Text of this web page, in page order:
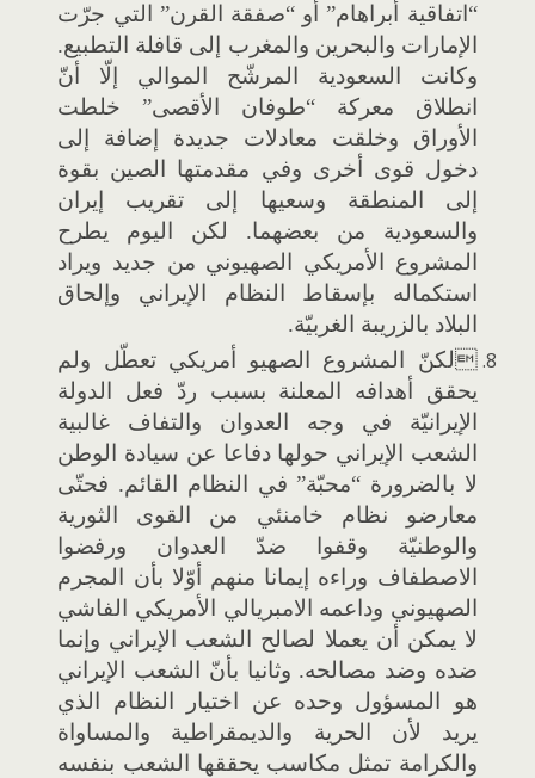
“اتفاقية أبراهام” أو “صفقة القرن” التي جرّت
الإمارات والبحرين والمغرب إلى قافلة التطبيع.
وكانت السعودية المرشّح الموالي إلّا أنّ
انطلاق معركة “طوفان الأقصى” خلطت
الأوراق وخلقت معادلات جديدة إضافة إلى
دخول قوى أخرى وفي مقدمتها الصين بقوة
إلى المنطقة وسعيها إلى تقريب إيران
والسعودية من بعضهما. لكن اليوم يطرح
المشروع الأمريكي الصهيوني من جديد ويراد
استكماله بإسقاط النظام الإيراني وإلحاق
البلاد بالزريبة الغربيّة.
لكنّ المشروع الصهيو أمريكي تعطّل ولم
يحقق أهدافه المعلنة بسبب ردّ فعل الدولة
الإيرانيّة في وجه العدوان والتفاف غالبية
الشعب الإيراني حولها دفاعا عن سيادة الوطن
لا بالضرورة “محبّة” في النظام القائم. فحتّى
معارضو نظام خامنئي من القوى الثورية
والوطنيّة وقفوا ضدّ العدوان ورفضوا
الاصطفاف وراءه إيمانا منهم أوّلا بأن المجرم
الصهيوني وداعمه الامبريالي الأمريكي الفاشي
لا يمكن أن يعملا لصالح الشعب الإيراني وإنما
ضده وضد مصالحه. وثانيا بأنّ الشعب الإيراني
هو المسؤول وحده عن اختيار النظام الذي
يريد لأن الحرية والديمقراطية والمساواة
والكرامة تمثل مكاسب يحققها الشعب بنفسه